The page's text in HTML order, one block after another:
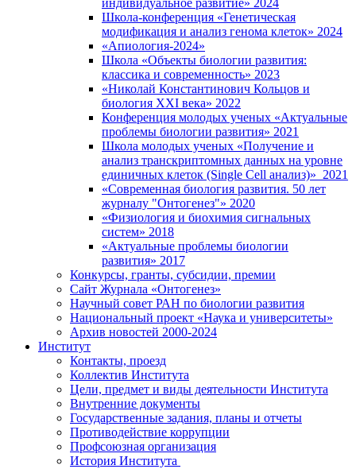
индивидуальное развитие» 2024
Школа-конференция «Генетическая
модификация и анализ генома клеток» 2024
«Апиология-2024»
Школа «Объекты биологии развития:
классика и современность» 2023
«Николай Константинович Кольцов и
биология XXI века» 2022
Конференция молодых ученых «Актуальные
проблемы биологии развития» 2021
Школа молодых ученых «Получение и
анализ транскриптомных данных на уровне
единичных клеток (Single Cell анализ)» 2021
«Современная биология развития. 50 лет
журналу "Онтогенез"» 2020
«Физиология и биохимия сигнальных
систем» 2018
«Актуальные проблемы биологии
развития» 2017
Конкурсы, гранты, субсидии, премии
Сайт Журнала «Онтогенез»
Научный совет РАН по биологии развития
Национальный проект «Наука и университеты»
Архив новостей 2000-2024
Институт
Контакты, проезд
Коллектив Института
Цели, предмет и виды деятельности Института
Внутренние документы
Государственные задания, планы и отчеты
Противодействие коррупции
Профсоюзная организация
История Института